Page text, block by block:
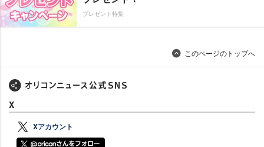
プレゼント特集
このページのトップへ
X
Xアカウント